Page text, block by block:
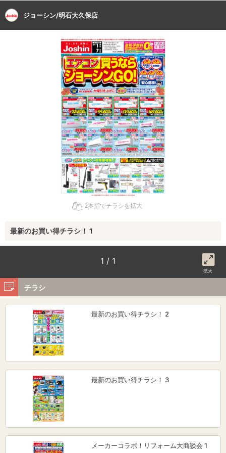
ジョーシン/明石大久保店
2本指でチラシを拡大
最新のお買い得チラシ！ 1
1 / 1
拡大
チラシ
最新のお買い得チラシ！ 2
最新のお買い得チラシ！ 3
メーカーコラボ！リフォーム大商談会 1